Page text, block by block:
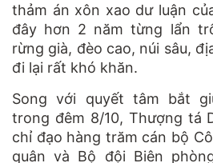
thảm án xôn xao dư luận
đây hơn 2 năm từng lẩn
rừng già, đèo cao, núi sâu,
đi lại rất khó khăn.
Song với quyết tâm bắt
trong đêm 8/10, Thượng tá
chỉ đạo hàng trăm cán bộ
quân và Bộ đội Biên